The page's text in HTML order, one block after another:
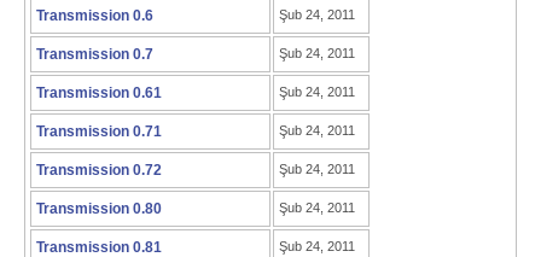
Transmission 0.6 Şub 24, 2011
Transmission 0.7 Şub 24, 2011
Transmission 0.61 Şub 24, 2011
Transmission 0.71 Şub 24, 2011
Transmission 0.72 Şub 24, 2011
Transmission 0.80 Şub 24, 2011
Transmission 0.81 Şub 24, 2011